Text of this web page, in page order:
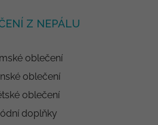
Z NEPÁLU
oblečení
oblečení
oblečení
doplňky